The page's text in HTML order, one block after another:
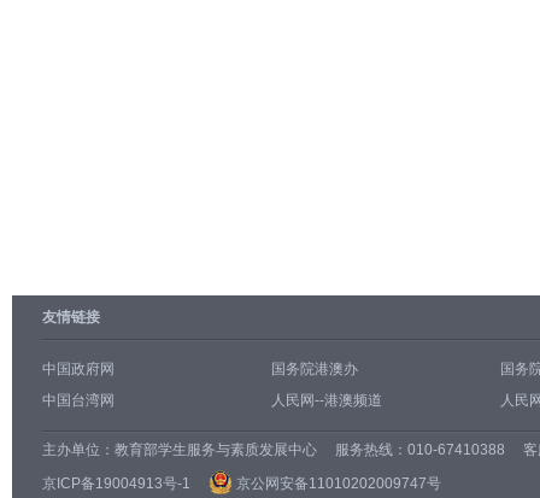
友情链接
中国政府网 国务院港澳办
国务
中国台湾网
人民网--港澳频道 人民
主办单位： 教育部学生服务与素质发展中心 服务热线：010-67410388 客
京ICP备19004913号-1
京公网安备11010202009747号